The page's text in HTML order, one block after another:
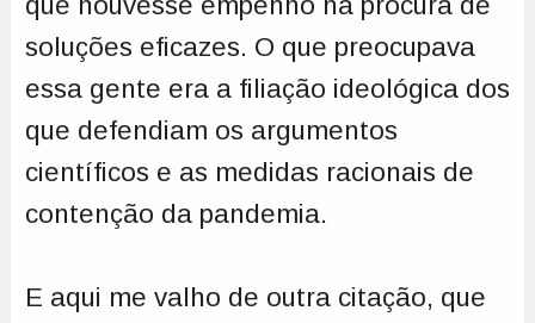
soluções eficazes. O que preocupava
essa gente era a filiação ideológica dos
que defendiam os argumentos
científicos e as medidas racionais de
contenção da pandemia.
E aqui me valho de outra citação, que